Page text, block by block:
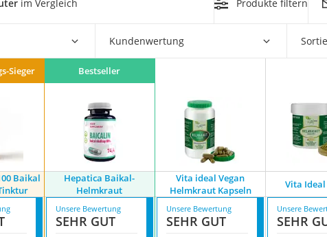
im Vergleich Produkte filtern
Kundenwertung
Sieger Bestseller
Baikal
Hepatica Baikal-
Helmkraut
Vita ideal Vegan
Helmkraut Kapseln
Vita Ideal
Unsere Bewertung
SEHR GUT
Unsere Bewertung
SEHR GUT
Unsere
SEHR